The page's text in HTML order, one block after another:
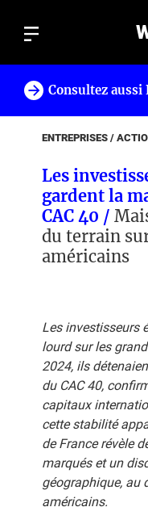
Consultez aussi
ENTREPRISES /
Les
gardent la
CAC 40 /
du terrain
américains
Les investisseurs
lourd sur les
2024, ils
du CAC 40,
capitaux
cette stabilité
de France révèle
marqués et un
géographique, au
américains.